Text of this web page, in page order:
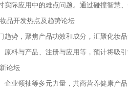
实际应用中的难点问题。通过碰撞智慧
品开发热点及趋势论坛
趋势，聚焦产品功效和成分，汇聚化妆
原料与产品、注册与应用等，预计将吸
论坛
企业领袖等多元力量，共商营养健康产